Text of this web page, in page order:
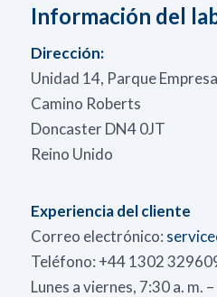
Información del
Dirección:
Unidad 14, Parque
Camino Roberts
Doncaster DN4 0JT
Reino Unido
Experiencia del cliente
Correo electrónico:
Teléfono: +44 1302
Lunes a viernes, 7:30 a. m.